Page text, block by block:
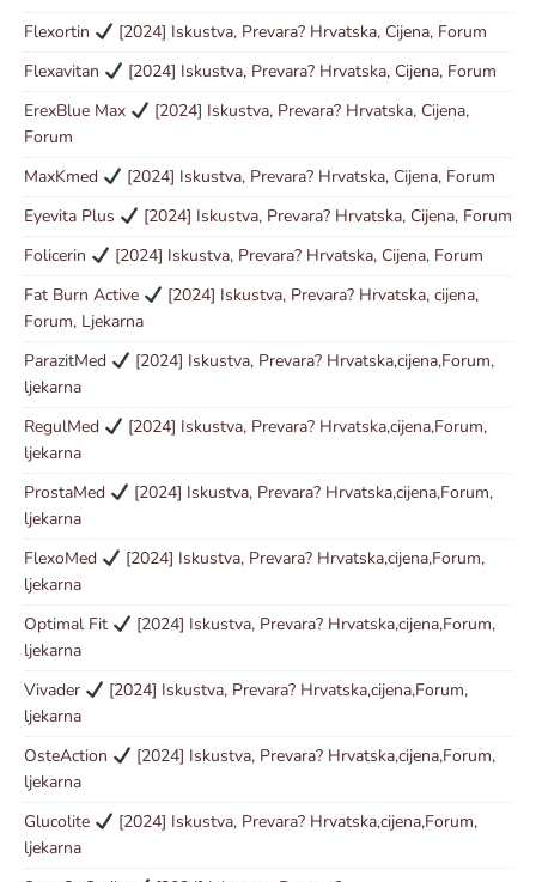
Flexortin
[2024] Iskustva, Prevara? Hrvatska, Cijena, Forum
Flexavitan
[2024] Iskustva, Prevara? Hrvatska, Cijena, Forum
ErexBlue Max
[2024] Iskustva, Prevara? Hrvatska, Cijena,
Forum
MaxKmed
[2024] Iskustva, Prevara? Hrvatska, Cijena, Forum
Eyevita Plus
[2024] Iskustva, Prevara? Hrvatska, Cijena, Forum
Folicerin
[2024] Iskustva, Prevara? Hrvatska, Cijena, Forum
Fat Burn Active
[2024] Iskustva, Prevara? Hrvatska, cijena,
Forum, Ljekarna
ParazitMed
[2024] Iskustva, Prevara? Hrvatska,cijena,Forum,
ljekarna
RegulMed
[2024] Iskustva, Prevara? Hrvatska,cijena,Forum,
ljekarna
ProstaMed
[2024] Iskustva, Prevara? Hrvatska,cijena,Forum,
ljekarna
FlexoMed
[2024] Iskustva, Prevara? Hrvatska,cijena,Forum,
ljekarna
Optimal Fit
[2024] Iskustva, Prevara? Hrvatska,cijena,Forum,
ljekarna
Vivader
[2024] Iskustva, Prevara? Hrvatska,cijena,Forum,
ljekarna
OsteAction
[2024] Iskustva, Prevara? Hrvatska,cijena,Forum,
ljekarna
Glucolite
[2024] Iskustva, Prevara? Hrvatska,cijena,Forum,
ljekarna